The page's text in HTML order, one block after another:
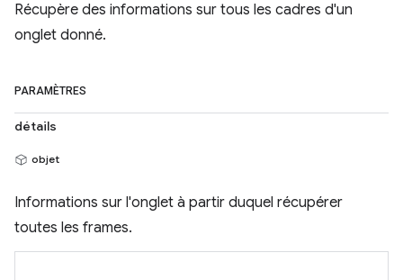
Récupère des informations sur tous les cadres d'un
onglet donné.
PARAMÈTRES
détails
objet
Informations sur l'onglet à partir duquel récupérer
toutes les frames.